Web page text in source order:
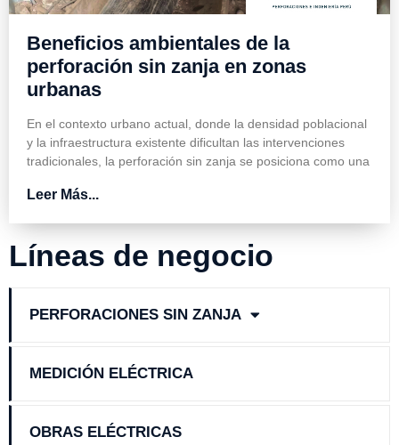
Beneficios ambientales de la
perforación sin zanja en zonas
urbanas
En el contexto urbano actual, donde la densidad poblacional
y la infraestructura existente dificultan las intervenciones
tradicionales, la perforación sin zanja se posiciona como una
Leer Más...
Líneas de negocio
PERFORACIONES SIN ZANJA
MEDICIÓN ELÉCTRICA
OBRAS ELÉCTRICAS